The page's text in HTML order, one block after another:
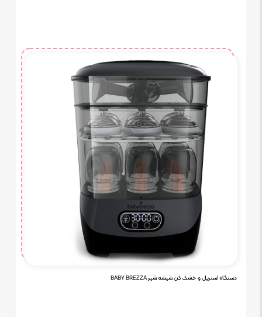
دستگاه استریل و خشک کن شیشه شیر BABY BREZZA